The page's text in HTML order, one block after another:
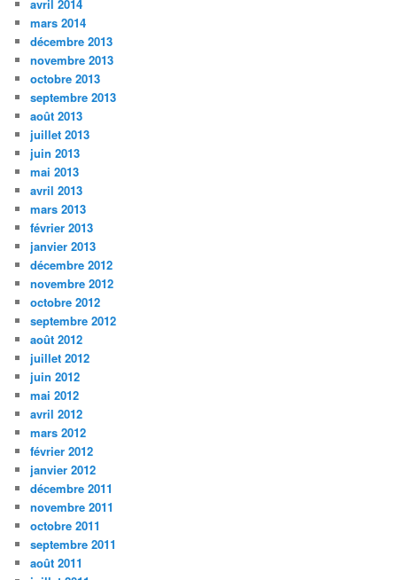
avril 2014
mars 2014
décembre 2013
novembre 2013
octobre 2013
septembre 2013
août 2013
juillet 2013
juin 2013
mai 2013
avril 2013
mars 2013
février 2013
janvier 2013
décembre 2012
novembre 2012
octobre 2012
septembre 2012
août 2012
juillet 2012
juin 2012
mai 2012
avril 2012
mars 2012
février 2012
janvier 2012
décembre 2011
novembre 2011
octobre 2011
septembre 2011
août 2011